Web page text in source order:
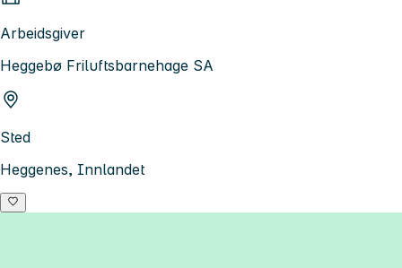
Arbeidsgiver
Heggebø Friluftsbarnehage SA
Sted
Heggenes, Innlandet